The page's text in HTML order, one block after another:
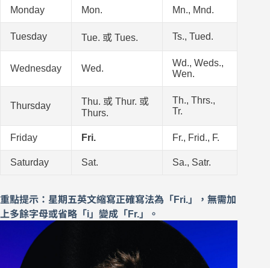
Monday Mon. Mn., Mnd.
Tuesday Tue. 或 Tues. Ts., Tued.
Wednesday Wed.
Wd., Weds.,
Wen.
Thursday
Thu. 或 Thur. 或
Thurs.
Th., Thrs.,
Tr.
Friday Fri. Fr., Frid., F.
Saturday Sat. Sa., Satr.
重點提示：星期五英文縮寫正確寫法為「Fri.」，無需加
上多餘字母或省略「i」變成「Fr.」。